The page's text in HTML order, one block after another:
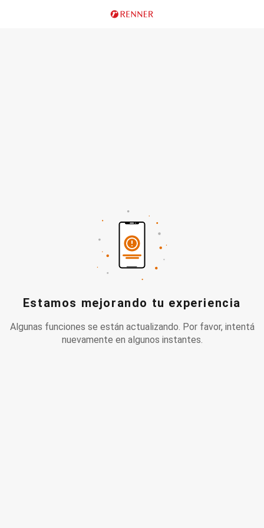
Estamos mejorando tu experiencia
Algunas funciones se están actualizando. Por favor, intentá
nuevamente en algunos instantes.